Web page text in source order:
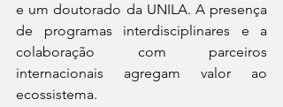
e um doutorado da UNILA. A presença
de programas interdisciplinares e a
colaboração com parceiros
internacionais agregam valor ao
ecossistema.